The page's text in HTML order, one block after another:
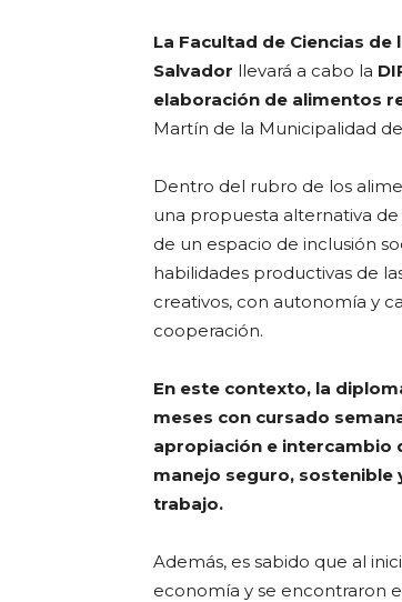
La Facultad de Ciencias
Salvador llevará a cabo la
elaboración de alimentos
Martín de la Municipalidad
Dentro del rubro de los
una propuesta alternativa
de un espacio de inclusión
habilidades productivas de
creativos, con autonomía y
cooperación.
En este contexto, la
meses con cursado
apropiación e intercambio
manejo seguro, sostenible
trabajo.
Además, es sabido que al
economía y se encontraron